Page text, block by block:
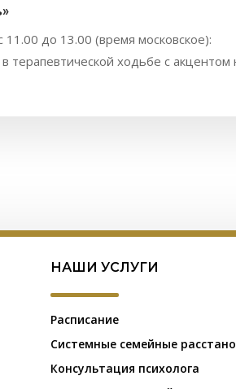
11.00 до 13.00 (время московское):
терапевтической ходьбе с
НАШИ УСЛУГИ
Расписание
Системные семейные
Консультация психолога